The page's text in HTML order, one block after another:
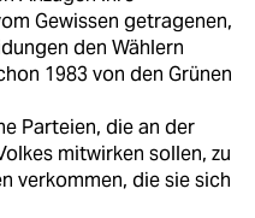
Gewissen getragenen,
den Wählern
1983 von den Grünen
Parteien, die an der
mitwirken sollen, zu
verkommen, die sie sich